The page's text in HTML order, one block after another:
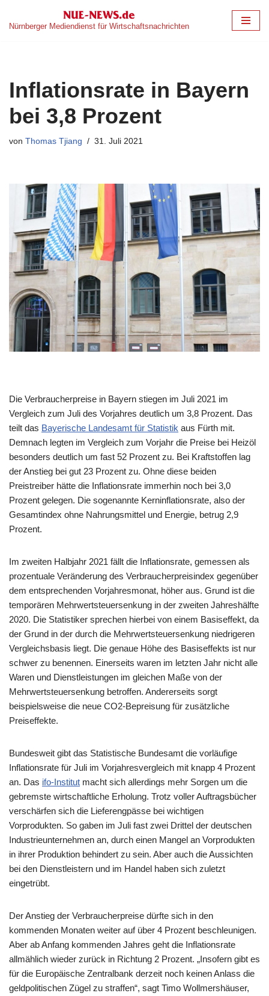
Zum
Nürnberger Mediendienst für Wirtschaftsnachrichten
Inflationsrate in Bayern
bei 3,8 Prozent
von Thomas Tjiang 31. Juli 2021
Die Verbraucherpreise in Bayern stiegen im Juli 2021 im
Vergleich zum Juli des Vorjahres deutlich um 3,8 Prozent. Das
teilt das Bayerische Landesamt für Statistik aus Fürth mit.
Demnach legten im Vergleich zum Vorjahr die Preise bei Heizöl
besonders deutlich um fast 52 Prozent zu. Bei Kraftstoffen lag
der Anstieg bei gut 23 Prozent zu. Ohne diese beiden
Preistreiber hätte die Inflationsrate immerhin noch bei 3,0
Prozent gelegen. Die sogenannte Kerninflationsrate, also der
Gesamtindex ohne Nahrungsmittel und Energie, betrug 2,9
Prozent.
Im zweiten Halbjahr 2021 fällt die Inflationsrate, gemessen als
prozentuale Veränderung des Verbraucherpreisindex gegenüber
dem entsprechenden Vorjahresmonat, höher aus. Grund ist die
temporären Mehrwertsteuersenkung in der zweiten Jahreshälfte
2020. Die Statistiker sprechen hierbei von einem Basiseffekt, da
der Grund in der durch die Mehrwertsteuersenkung niedrigeren
Vergleichsbasis liegt. Die genaue Höhe des Basiseffekts ist nur
schwer zu benennen. Einerseits waren im letzten Jahr nicht alle
Waren und Dienstleistungen im gleichen Maße von der
Mehrwertsteuersenkung betroffen. Andererseits sorgt
beispielsweise die neue CO2-Bepreisung für zusätzliche
Preiseffekte.
Bundesweit gibt das Statistische Bundesamt die vorläufige
Inflationsrate für Juli im Vorjahresvergleich mit knapp 4 Prozent
an. Das ifo-Institut macht sich allerdings mehr Sorgen um die
gebremste wirtschaftliche Erholung. Trotz voller Auftragsbücher
verschärfen sich die Lieferengpässe bei wichtigen
Vorprodukten. So gaben im Juli fast zwei Drittel der deutschen
Industrieunternehmen an, durch einen Mangel an Vorprodukten
in ihrer Produktion behindert zu sein. Aber auch die Aussichten
bei den Dienstleistern und im Handel haben sich zuletzt
eingetrübt.
Der Anstieg der Verbraucherpreise dürfte sich in den
kommenden Monaten weiter auf über 4 Prozent beschleunigen.
Aber ab Anfang kommenden Jahres geht die Inflationsrate
allmählich wieder zurück in Richtung 2 Prozent. „Insofern gibt es
für die Europäische Zentralbank derzeit noch keinen Anlass die
geldpolitischen Zügel zu straffen“, sagt Timo Wollmershäuser,